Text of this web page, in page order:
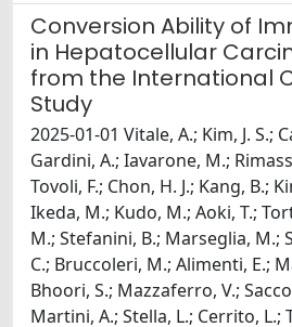
Conversion Ability of
in Hepatocellular
from the International
Study
2025-01-01 Vitale, A.; Kim, J. S.;
Gardini, A.; Iavarone, M.;
Tovoli, F.; Chon, H. J.; Kang, B.;
Ikeda, M.; Kudo, M.; Aoki, T.;
M.; Stefanini, B.; Marseglia, M.;
C.; Bruccoleri, M.; Alimenti, E.;
Bhoori, S.; Mazzaferro, V.;
Martini, A.; Stella, L.; Cerrito, L.;